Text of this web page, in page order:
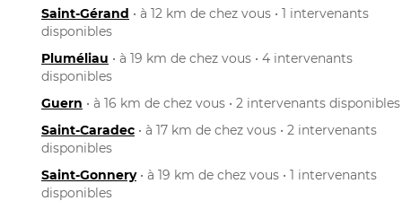
Saint-Gérand • à 12 km de chez vous • 1 intervenants
disponibles
Pluméliau • à 19 km de chez vous • 4 intervenants
disponibles
Guern • à 16 km de chez vous • 2 intervenants disponibles
Saint-Caradec • à 17 km de chez vous • 2 intervenants
disponibles
Saint-Gonnery• à 19 km de chez vous • 1 intervenants
disponibles